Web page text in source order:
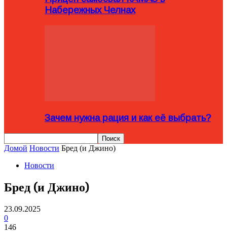
Набережных Челнах
Зачем нужна рация и как её выбрать?
Домой Новости Бред (и Джино)
Новости
Бред (и Джино)
23.09.2025
0
146